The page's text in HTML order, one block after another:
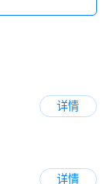
详情
详情